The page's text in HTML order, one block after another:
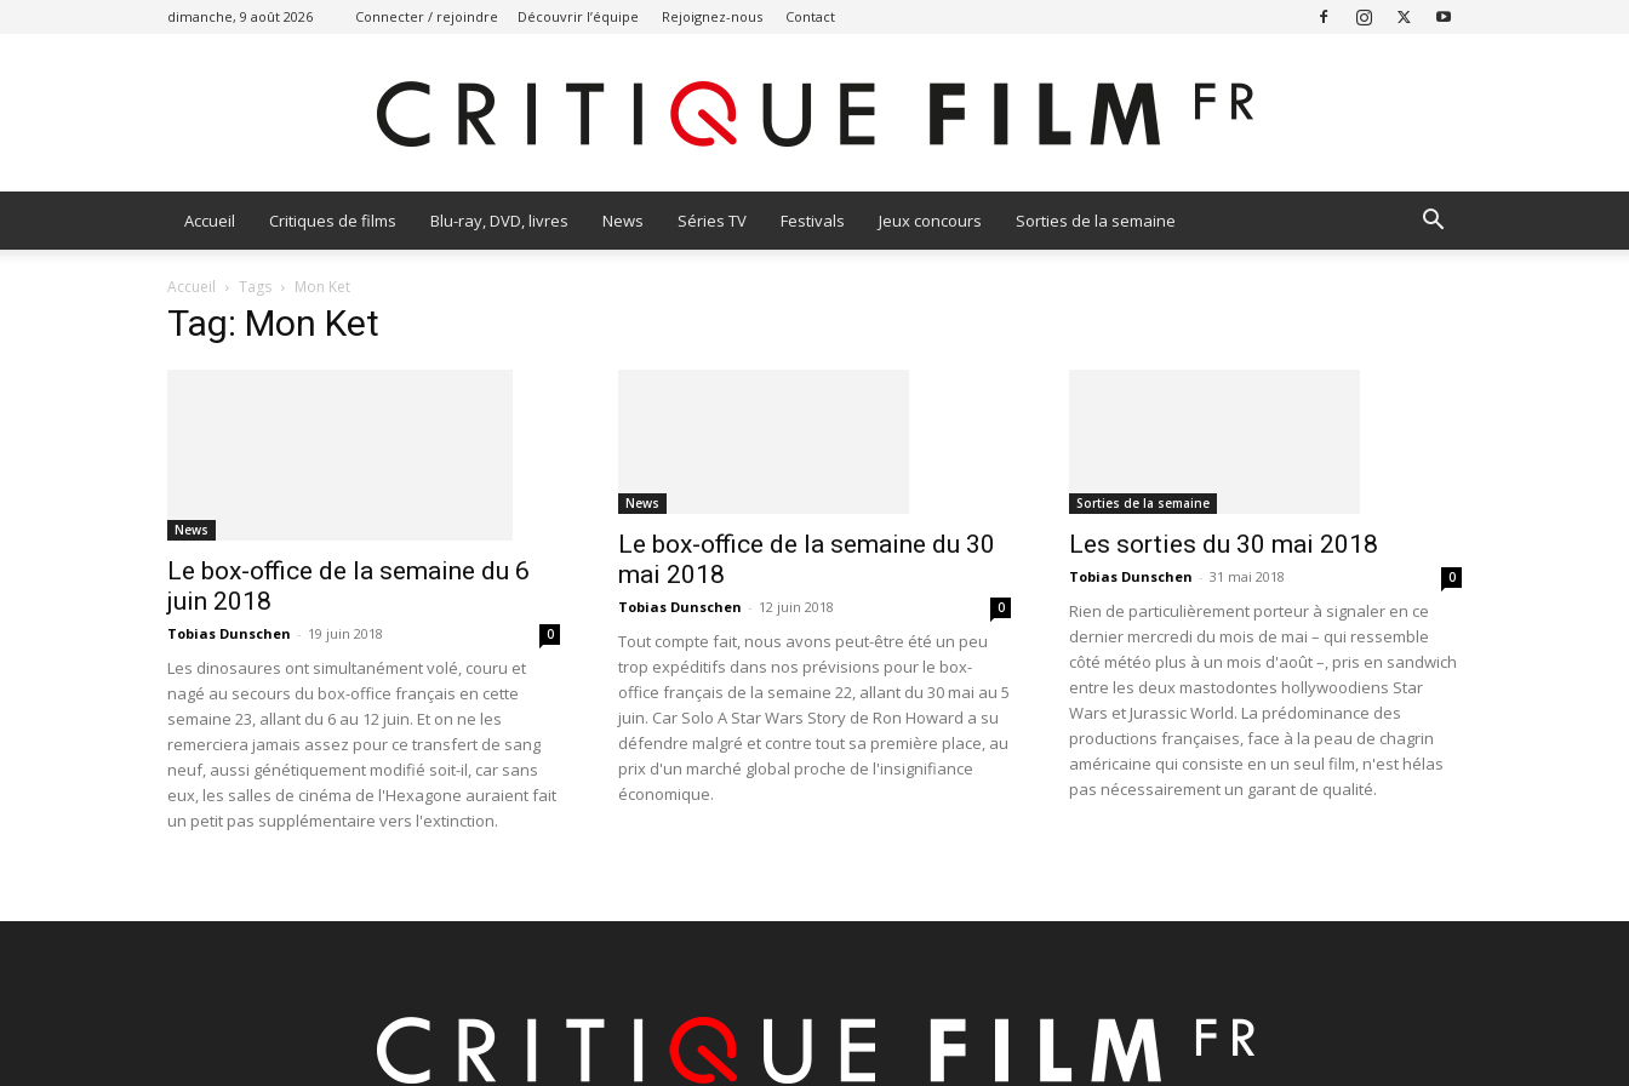
dimanche, 9 août 2026 Connecter / rejoindre Découvrir l’équipe Rejoignez-nous Contact
Accueil Critiques de films Blu-ray, DVD, livres News Séries TV Festivals Jeux concours Sorties de la semaine
Accueil Tags Mon Ket
Tag: Mon Ket
News
Le box-office de la semaine du 6
juin 2018
Tobias Dunschen - 19 juin 2018 0
Les dinosaures ont simultanément volé, couru et
nagé au secours du box-office français en cette
semaine 23, allant du 6 au 12 juin. Et on ne les
remerciera jamais assez pour ce transfert de sang
neuf, aussi génétiquement modifié soit-il, car sans
eux, les salles de cinéma de l'Hexagone auraient fait
un petit pas supplémentaire vers l'extinction.
News
Le box-office de la semaine du 30
mai 2018
Tobias Dunschen - 12 juin 2018 0
Tout compte fait, nous avons peut-être été un peu
trop expéditifs dans nos prévisions pour le box-
office français de la semaine 22, allant du 30 mai au 5
juin. Car Solo A Star Wars Story de Ron Howard a su
défendre malgré et contre tout sa première place, au
prix d'un marché global proche de l'insignifiance
économique.
Sorties de la semaine
Les sorties du 30 mai 2018
Tobias Dunschen - 31 mai 2018 0
Rien de particulièrement porteur à signaler en ce
dernier mercredi du mois de mai – qui ressemble
côté météo plus à un mois d'août –, pris en sandwich
entre les deux mastodontes hollywoodiens Star
Wars et Jurassic World. La prédominance des
productions françaises, face à la peau de chagrin
américaine qui consiste en un seul film, n'est hélas
pas nécessairement un garant de qualité.